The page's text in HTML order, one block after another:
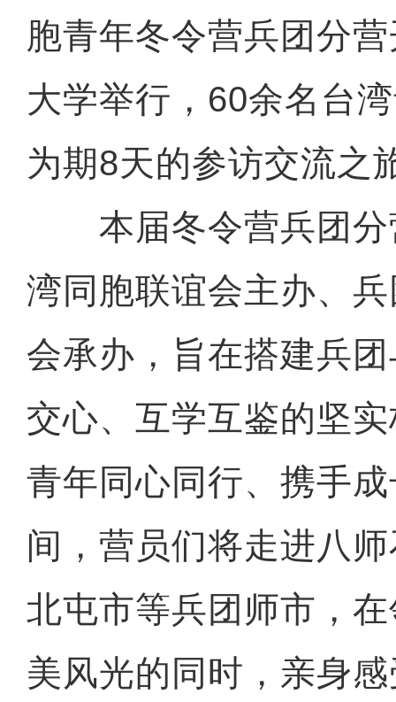
胞青年冬令营兵团分
大学举行，60余名台
为期8天的参访交流之
本届冬令营兵团分
湾同胞联谊会主办、
会承办，旨在搭建兵
交心、互学互鉴的坚
青年同心同行、携手
间，营员们将走进八
北屯市等兵团师市，
美风光的同时，亲身